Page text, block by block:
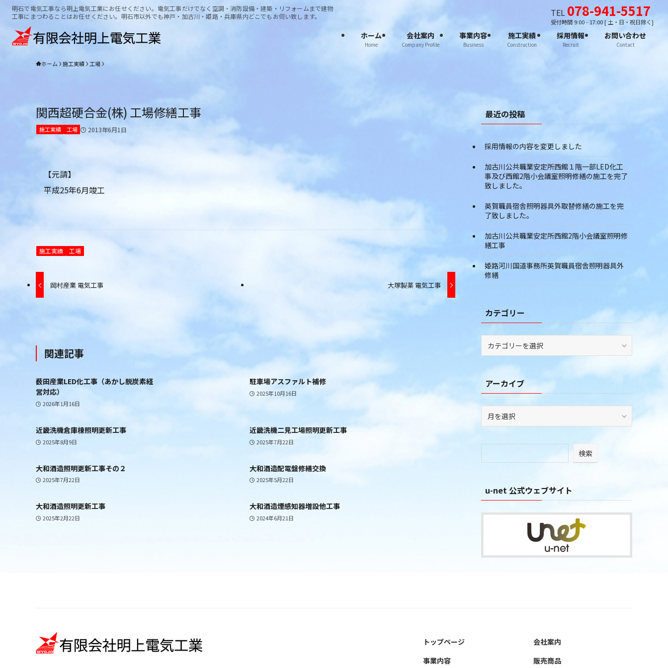
明石で電気工事なら明上電気工業にお任せください。電気工事だけでなく空調・消防設備・建築・リフォームまで建物
工事にまつわることはお任せください。明石市以外でも神戸・加古川・姫路・兵庫県内どこでもお伺い致します。
TEL 078-941-5517
受付時間 9:00 - 17:00 [ 土・日・祝日除く]
ホーム
Home
会社案内
Company Profile
事業内容
Business
施工実績
Construction
採用情報
Recruit
お問い合わせ
Contact
ホーム 施工実績 工場
関西超硬合金(株) 工場修繕工事
施工実績 工場 2013年6月1日
【元請】
平成25年6月竣工
施工実績 工場
岡村産業 電気工事 大塚製薬 電気工事
関連記事
薮田産業LED化工事（あかし脱炭素経
営対応）
2026年1月16日
駐車場アスファルト補修
2025年10月16日
近畿洗機倉庫棟照明更新工事
2025年8月9日
近畿洗機二見工場照明更新工事
2025年7月22日
大和酒造照明更新工事その２
2025年7月22日
大和酒造配電盤修繕交換
2025年5月22日
大和酒造照明更新工事
2025年2月22日
大和酒造煙感知器増設他工事
2024年6月21日
最近の投稿
採用情報の内容を変更しました
加古川公共職業安定所西館１階一部LED化工
事及び西館2階小会議室照明修繕の施工を完了
致しました。
英賀職員宿舎照明器具外取替修繕の施工を完
了致しました。
加古川公共職業安定所西館2階小会議室照明修
繕工事
姫路河川国道事務所英賀職員宿舎照明器具外
修繕
カテゴリー
ーアーカイブ
イ
検索
u-net 公式ウェブサイト
トップページ
会社案内
事業内容
販売商品